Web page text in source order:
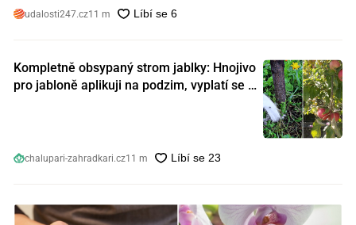
udalosti247.cz11 m
Kompletně obsypaný strom jablky: Hnojivo
pro jabloně aplikuji na podzim, vyplatí se s
chalupari-zahradkari.cz11 m